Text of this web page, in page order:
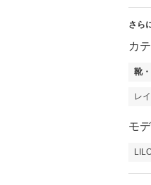
さら
カ
靴
レ
モ